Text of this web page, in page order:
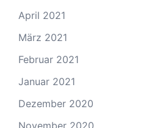
April 2021
März 2021
Februar 2021
Januar 2021
Dezember 2020
November 2020